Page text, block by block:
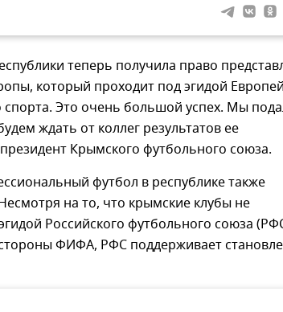
теперь получила право
который проходит под эгидой
спорта. Это очень большой успех. Мы
ждать от коллег результатов ее
Крымского футбольного союза.
футбол в республике также
на то, что крымские клубы не
Российского футбольного союза
ФИФА, РФС поддерживает